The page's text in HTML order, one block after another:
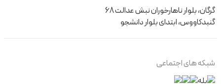
گرگان، بلوار ناهارخوران نبش عدالت 68
گنبدکاووس، ابتدای بلوار دانشجو
شبکه های اجتماعی